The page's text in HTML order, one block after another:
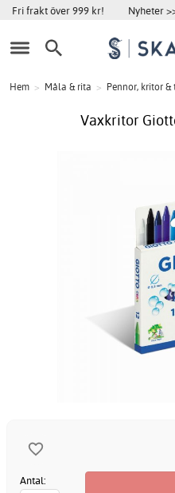
Fri frakt över 999 kr! Nyheter
Hem > Måla & rita > Pennor, kritor &
Vaxkritor
Antal: